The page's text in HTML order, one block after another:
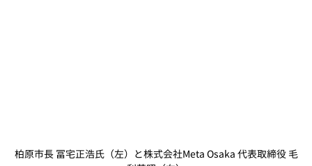
柏原市長 冨宅正浩氏（左）と株式会社Meta Osaka 代表取締役 毛